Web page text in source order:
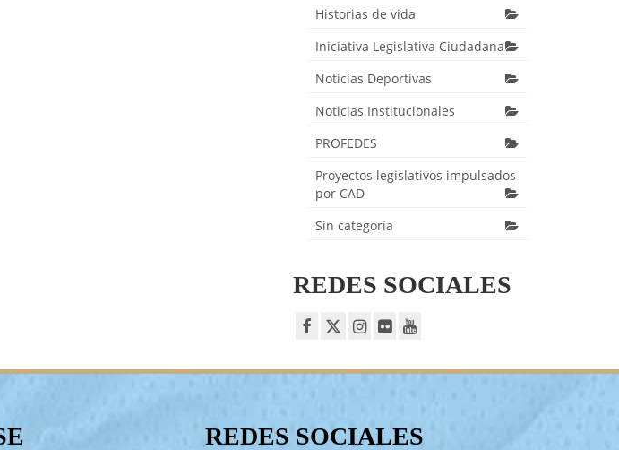
Historias de vida
Iniciativa Legislativa Ciudadana
Noticias Deportivas
Noticias Institucionales
PROFEDES
Proyectos legislativos impulsados
por CAD
Sin categoría
REDES SOCIALES
REDES SOCIALES